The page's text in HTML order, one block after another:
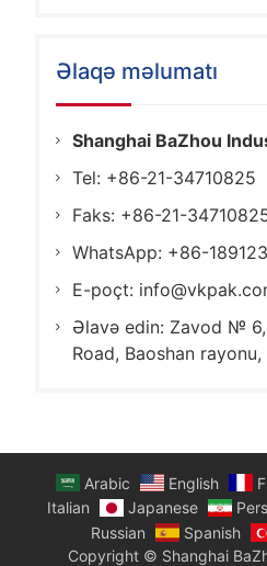
Əlaqə məlumatı
Shanghai BaZhou
Tel: +86-21-34710825
Faks: +86-21-
WhatsApp: +86-
E-poçt:
Əlavə edin: Zavod №
Road, Baoshan rayonu,
Arabic English
Italian
Japanese
Russian
Spanish
Copyright © Shanghai